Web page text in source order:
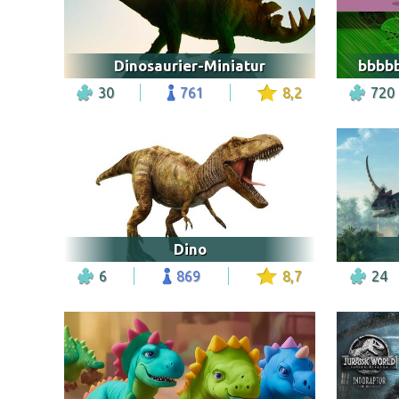
Dinosaurier-Miniatur
30 761 8,2 720
Dino
6 869 8,7 24